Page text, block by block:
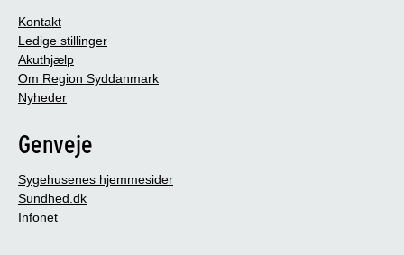
Kontakt
Ledige stillinger
Akuthjælp
Om Region Syddanmark
Nyheder
Genveje
Sygehusenes hjemmesider
Sundhed.dk
Infonet